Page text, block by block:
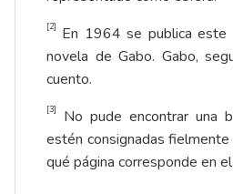
[2]
En 1964 se publica este
novela de Gabo. Gabo,
cuento.
[3]
No pude encontrar una
estén consignadas
qué página corresponde en